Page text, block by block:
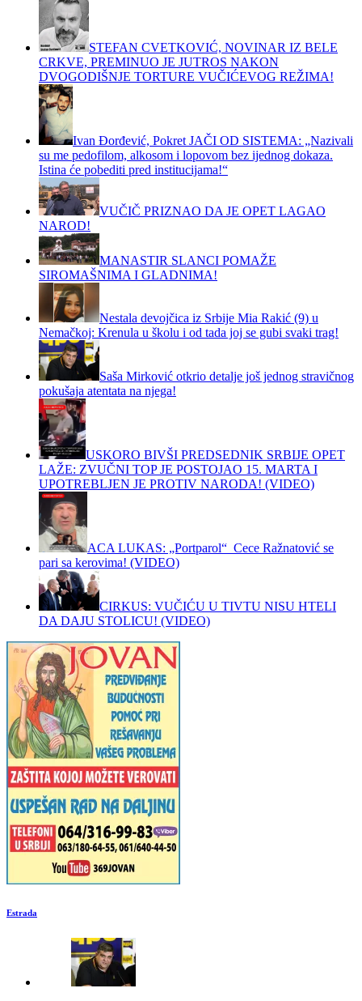
STEFAN CVETKOVIĆ, NOVINAR IZ BELE
CRKVE, PREMINUO JE JUTROS NAKON
DVOGODIŠNJE TORTURE VUČIĆEVOG REŽIMA!
Ivan Đorđević, Pokret JAČI OD SISTEMA: „Nazivali
su me pedofilom, alkosom i lopovom bez ijednog dokaza.
Istina će pobediti pred institucijama!“
VUČIČ PRIZNAO DA JE OPET LAGAO
NAROD!
MANASTIR SLANCI POMAŽE
SIROMAŠNIMA I GLADNIMA!
Nestala devojčica iz Srbije Mia Rakić (9) u
Nemačkoj: Krenula u školu i od tada joj se gubi svaki trag!
Saša Mirković otkrio detalje još jednog stravičnog
pokušaja atentata na njega!
USKORO BIVŠI PREDSEDNIK SRBIJE OPET
LAŽE: ZVUČNI TOP JE POSTOJAO 15. MARTA I
UPOTREBLJEN JE PROTIV NARODA! (VIDEO)
ACA LUKAS: „Portparol“ Cece Ražnatović se
pari sa kerovima! (VIDEO)
CIRKUS: VUČIĆU U TIVTU NISU HTELI
DA DAJU STOLICU! (VIDEO)
Estrada